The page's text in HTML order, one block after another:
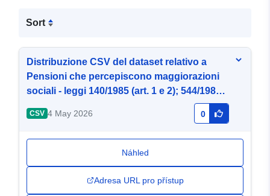
Sort
Distribuzione CSV del dataset relativo a
Pensioni che percepiscono maggiorazioni
sociali - leggi 140/1985 (art. 1 e 2); 544/1988
CSV 4 May 2026 0
Náhled
Adresa URL pro přístup